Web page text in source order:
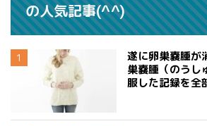
の人気記事(^^)
遂に卵巣嚢腫が
巣嚢腫（のうし
服した記録を全